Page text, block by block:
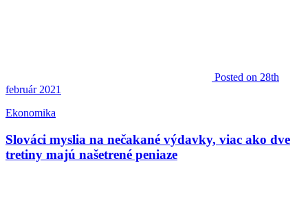
Posted on 28th
február 2021
Ekonomika
Slováci myslia na nečakané výdavky, viac ako dve
tretiny majú našetrené peniaze